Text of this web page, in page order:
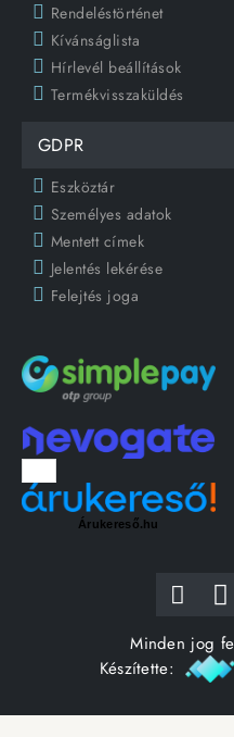
Rendeléstörténet
Kívánságlista
Hírlevél beállítások
Termékvisszaküldés
GDPR
Eszköztár
Személyes adatok
Mentett címek
Jelentés lekérése
Felejtés joga
Árukereső.hu
Minden jog
Készítette: